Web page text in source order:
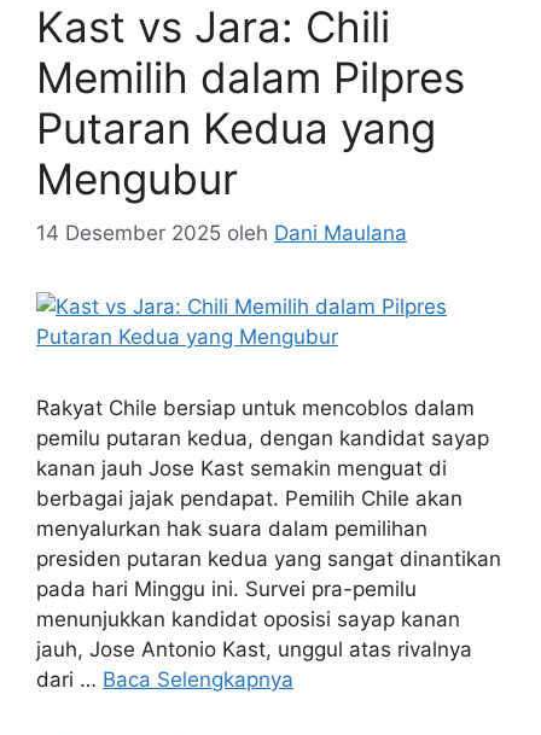
Kast vs Jara: Chili
Memilih dalam Pilpres
Putaran Kedua yang
Mengubur
14 Desember 2025 oleh Dani Maulana
Rakyat Chile bersiap untuk mencoblos dalam
pemilu putaran kedua, dengan kandidat sayap
kanan jauh Jose Kast semakin menguat di
berbagai jajak pendapat. Pemilih Chile akan
menyalurkan hak suara dalam pemilihan
presiden putaran kedua yang sangat dinantikan
pada hari Minggu ini. Survei pra-pemilu
menunjukkan kandidat oposisi sayap kanan
jauh, Jose Antonio Kast, unggul atas rivalnya
dari … Baca Selengkapnya